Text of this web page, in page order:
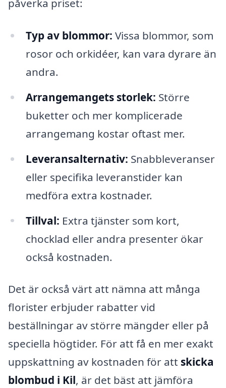
påverka priset:
Typ av blommor: Vissa blommor, som
rosor och orkidéer, kan vara dyrare än
andra.
Arrangemangets storlek: Större
buketter och mer komplicerade
arrangemang kostar oftast mer.
Leveransalternativ: Snabbleveranser
eller specifika leveranstider kan
medföra extra kostnader.
Tillval: Extra tjänster som kort,
chocklad eller andra presenter ökar
också kostnaden.
Det är också värt att nämna att många
florister erbjuder rabatter vid
beställningar av större mängder eller på
speciella högtider. För att få en mer exakt
uppskattning av kostnaden för att skicka
blombud i Kil, är det bäst att jämföra